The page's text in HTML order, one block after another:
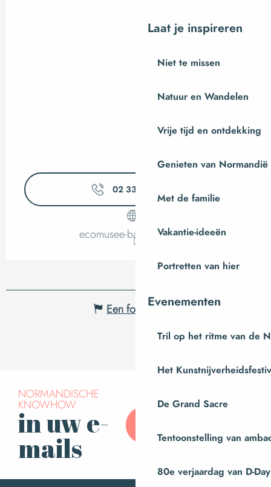
Laat je inspireren
Niet te missen
Natuur en Wandelen
Vrije tijd en ontdekking
Genieten van Normandië
Met de familie
Vakantie-ideeën
Portretten van hier
Evenementen
Tril op het ritme van de
Het
De Grand Sacre
Tentoonstelling van
80e verjaardag van D-Day
02 33 89 06
ecomusee-baie.manche.fr
Een fout melden
NORMANDISCHE
KNOWHOW
in uw e-
mails